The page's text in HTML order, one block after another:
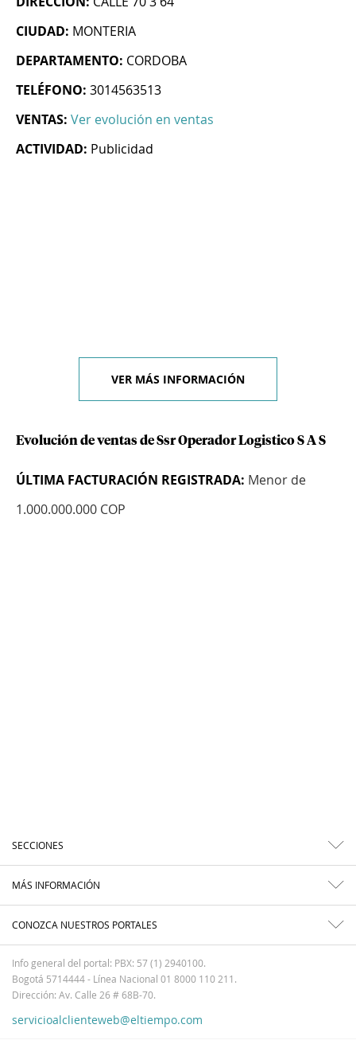
CIUDAD: MONTERIA
DEPARTAMENTO: CORDOBA
TELÉFONO: 3014563513
VENTAS: Ver evolución en ventas
ACTIVIDAD: Publicidad
VER MÁS INFORMACIÓN
Evolución de ventas de Ssr Operador Logistico S A S
ÚLTIMA FACTURACIÓN REGISTRADA: Menor de
1.000.000.000 COP
SECCIONES
MÁS INFORMACIÓN
CONOZCA NUESTROS PORTALES
Info general del portal: PBX: 57 (1) 2940100.
Bogotá 5714444 - Línea Nacional 01 8000 110 211.
Dirección: Av. Calle 26 # 68B-70.
servicioalclienteweb@eltiempo.com